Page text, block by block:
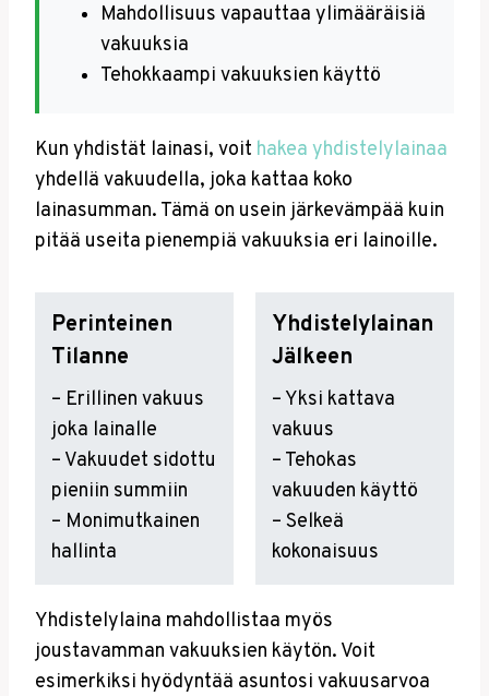
Mahdollisuus vapauttaa ylimääräisiä
vakuuksia
Tehokkaampi vakuuksien käyttö
Kun yhdistät lainasi, voit hakea yhdistelylainaa
yhdellä vakuudella, joka kattaa koko
lainasumman. Tämä on usein järkevämpää kuin
pitää useita pienempiä vakuuksia eri lainoille.
Perinteinen
Tilanne
– Erillinen vakuus
joka lainalle
– Vakuudet sidottu
pieniin summiin
– Monimutkainen
hallinta
Yhdistelylainan
Jälkeen
– Yksi kattava
vakuus
– Tehokas
vakuuden käyttö
– Selkeä
kokonaisuus
Yhdistelylaina mahdollistaa myös
joustavamman vakuuksien käytön. Voit
esimerkiksi hyödyntää asuntosi vakuusarvoa